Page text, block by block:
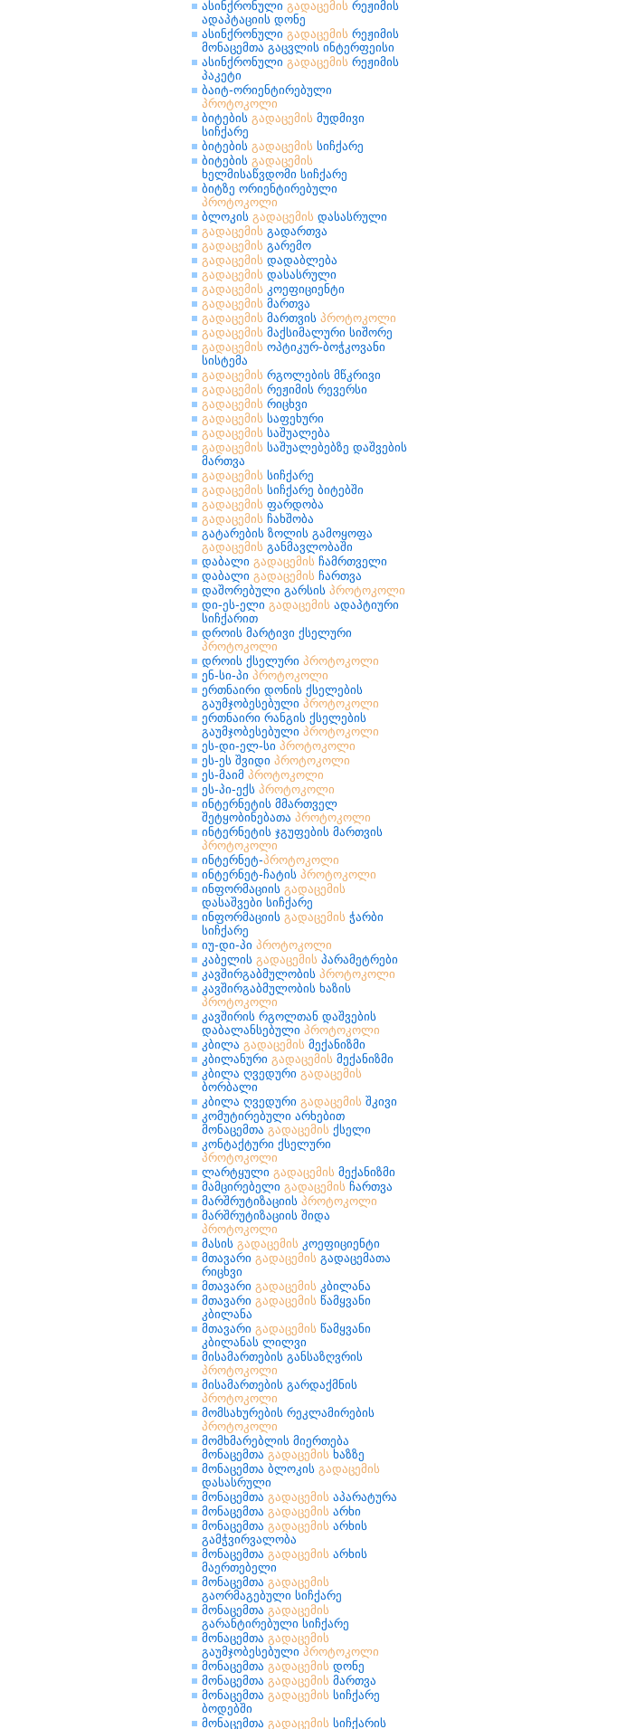
ასინქრონული გადაცემის რეჟიმის
ადაპტაციის დონე
ასინქრონული გადაცემის რეჟიმის
მონაცემთა გაცვლის ინტერფეისი
ასინქრონული გადაცემის რეჟიმის
პაკეტი
ბაიტ-ორიენტირებული
პროტოკოლი
ბიტების გადაცემის მუდმივი
სიჩქარე
ბიტების გადაცემის სიჩქარე
ბიტების გადაცემის
ხელმისაწვდომი სიჩქარე
ბიტზე ორიენტირებული
პროტოკოლი
ბლოკის გადაცემის დასასრული
გადაცემის გადართვა
გადაცემის გარემო
გადაცემის დადაბლება
გადაცემის დასასრული
გადაცემის კოეფიციენტი
გადაცემის მართვა
გადაცემის მართვის პროტოკოლი
გადაცემის მაქსიმალური სიშორე
გადაცემის ოპტიკურ-ბოჭკოვანი
სისტემა
გადაცემის რგოლების მწკრივი
გადაცემის რეჟიმის რევერსი
გადაცემის რიცხვი
გადაცემის საფეხური
გადაცემის საშუალება
გადაცემის საშუალებებზე დაშვების
მართვა
გადაცემის სიჩქარე
გადაცემის სიჩქარე ბიტებში
გადაცემის ფარდობა
გადაცემის ჩახშობა
გატარების ზოლის გამოყოფა
გადაცემის განმავლობაში
დაბალი გადაცემის ჩამრთველი
დაბალი გადაცემის ჩართვა
დაშორებული გარსის პროტოკოლი
დი-ეს-ელი გადაცემის ადაპტიური
სიჩქარით
დროის მარტივი ქსელური
პროტოკოლი
დროის ქსელური პროტოკოლი
ენ-სი-პი პროტოკოლი
ერთნაირი დონის ქსელების
გაუმჯობესებული პროტოკოლი
ერთნაირი რანგის ქსელების
გაუმჯობესებული პროტოკოლი
ეს-დი-ელ-სი პროტოკოლი
ეს-ეს შვიდი პროტოკოლი
ეს-მაიმ პროტოკოლი
ეს-პი-ექს პროტოკოლი
ინტერნეტის მმართველ
შეტყობინებათა პროტოკოლი
ინტერნეტის ჯგუფების მართვის
პროტოკოლი
ინტერნეტ-პროტოკოლი
ინტერნეტ-ჩატის პროტოკოლი
ინფორმაციის გადაცემის
დასაშვები სიჩქარე
ინფორმაციის გადაცემის ჭარბი
სიჩქარე
იუ-დი-პი პროტოკოლი
კაბელის გადაცემის პარამეტრები
კავშირგაბმულობის პროტოკოლი
კავშირგაბმულობის ხაზის
პროტოკოლი
კავშირის რგოლთან დაშვების
დაბალანსებული პროტოკოლი
კბილა გადაცემის მექანიზმი
კბილანური გადაცემის მექანიზმი
კბილა ღვედური გადაცემის
ბორბალი
კბილა ღვედური გადაცემის შკივი
კომუტირებული არხებით
მონაცემთა გადაცემის ქსელი
კონტაქტური ქსელური
პროტოკოლი
ლარტყული გადაცემის მექანიზმი
მამცირებელი გადაცემის ჩართვა
მარშრუტიზაციის პროტოკოლი
მარშრუტიზაციის შიდა
პროტოკოლი
მასის გადაცემის კოეფიციენტი
მთავარი გადაცემის გადაცემათა
რიცხვი
მთავარი გადაცემის კბილანა
მთავარი გადაცემის წამყვანი
კბილანა
მთავარი გადაცემის წამყვანი
კბილანას ლილვი
მისამართების განსაზღვრის
პროტოკოლი
მისამართების გარდაქმნის
პროტოკოლი
მომსახურების რეკლამირების
პროტოკოლი
მომხმარებლის მიერთება
მონაცემთა გადაცემის ხაზზე
მონაცემთა ბლოკის გადაცემის
დასასრული
მონაცემთა გადაცემის აპარატურა
მონაცემთა გადაცემის არხი
მონაცემთა გადაცემის არხის
გამჭვირვალობა
მონაცემთა გადაცემის არხის
მაერთებელი
მონაცემთა გადაცემის
გაორმაგებული სიჩქარე
მონაცემთა გადაცემის
გარანტირებული სიჩქარე
მონაცემთა გადაცემის
გაუმჯობესებული პროტოკოლი
მონაცემთა გადაცემის დონე
მონაცემთა გადაცემის მართვა
მონაცემთა გადაცემის სიჩქარე
ბოდებში
მონაცემთა გადაცემის სიჩქარის